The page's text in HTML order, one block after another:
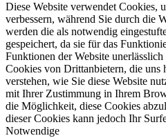
Diese Website verwendet Cookies,
verbessern, während Sie durch die
werden die als notwendig
gespeichert, da sie für das
Funktionen der Website
Cookies von Drittanbietern, die uns
verstehen, wie Sie diese Website
mit Ihrer Zustimmung in Ihrem
die Möglichkeit, diese Cookies
dieser Cookies kann jedoch Ihr
Notwendige